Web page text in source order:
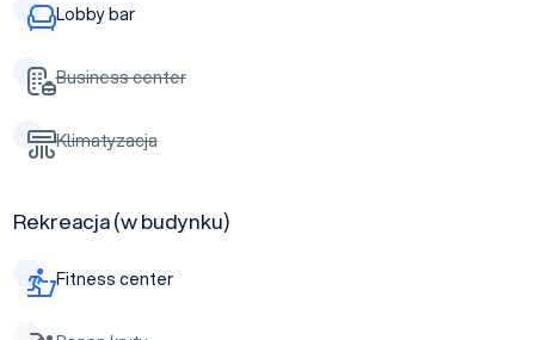
Lobby bar
Business center
Klimatyzacja
Rekreacja (w budynku)
Fitness center